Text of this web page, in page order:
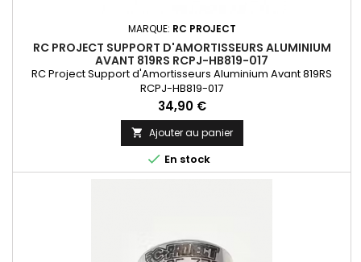
MARQUE: RC PROJECT
RC PROJECT SUPPORT D'AMORTISSEURS ALUMINIUM
AVANT 819RS RCPJ-HB819-017
RC Project Support d'Amortisseurs Aluminium Avant 819RS
RCPJ-HB819-017
Prix
34,90 €
 Ajouter au panier
 En stock